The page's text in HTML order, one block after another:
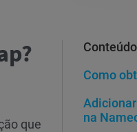
Como
na
que